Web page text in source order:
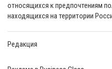
относящихся к предпочтениям
находящихся на территории
Редакция